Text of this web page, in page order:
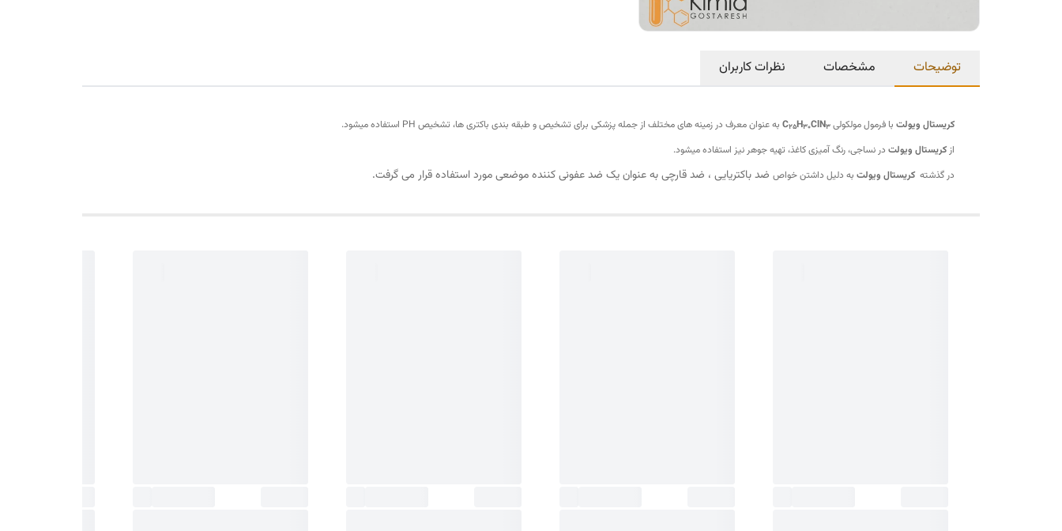
توضیحات مشخصات نظرات کاربران
کریستال ویولت با فرمول مولکولی 25H30ClN3
به عنوان معرف در زمینه های مختلف از جمله پزشکی برای تشخیص و طبقه بندی باکتری ها، تشخیص PH استفاده میشود.
از کریستال ویولت در نساجی، رنگ آمیزی کاغذ، تهیه جوهر نیز استفاده میشود.
در گذشته کریستال ویولت به دلیل داشتن خواص ضد باکتریایی ، ضد قارچی به عنوان یک ضد عفونی کننده موضعی مورد استفاده قرار می گرفت.